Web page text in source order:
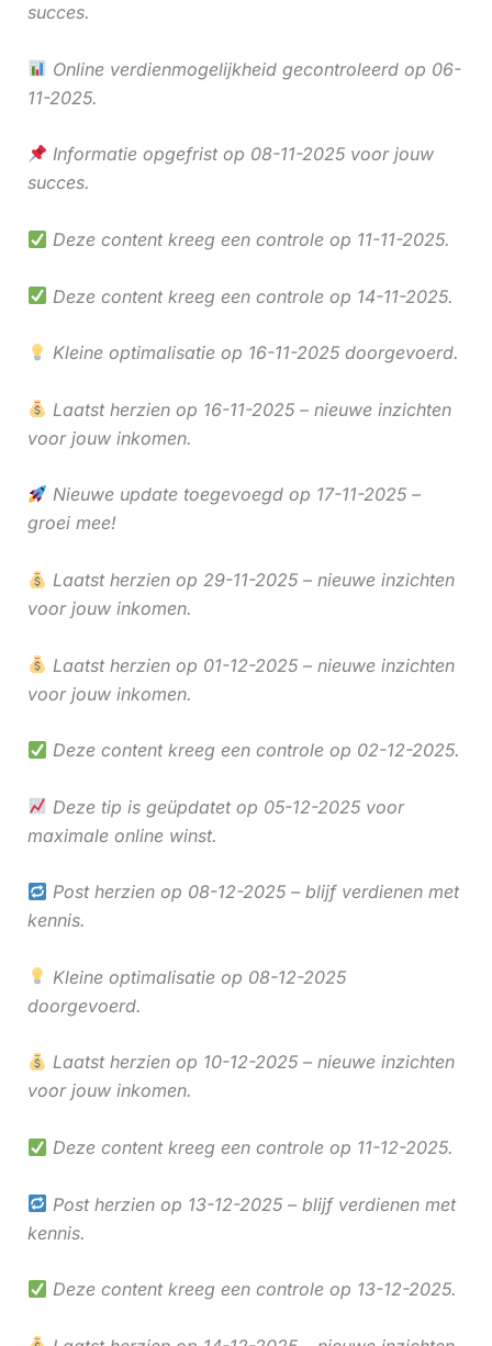
succes.
Online verdienmogelijkheid gecontroleerd op 06-
11-2025.
Informatie opgefrist op 08-11-2025 voor jouw
succes.
Deze content kreeg een controle op 11-11-2025.
Deze content kreeg een controle op 14-11-2025.
Kleine optimalisatie op 16-11-2025 doorgevoerd.
Laatst herzien op 16-11-2025 – nieuwe inzichten
voor jouw inkomen.
Nieuwe update toegevoegd op 17-11-2025 –
groei mee!
Laatst herzien op 29-11-2025 – nieuwe inzichten
voor jouw inkomen.
Laatst herzien op 01-12-2025 – nieuwe inzichten
voor jouw inkomen.
Deze content kreeg een controle op 02-12-2025.
Deze tip is geüpdatet op 05-12-2025 voor
maximale online winst.
Post herzien op 08-12-2025 – blijf verdienen met
kennis.
Kleine optimalisatie op 08-12-2025
doorgevoerd.
Laatst herzien op 10-12-2025 – nieuwe inzichten
voor jouw inkomen.
Deze content kreeg een controle op 11-12-2025.
Post herzien op 13-12-2025 – blijf verdienen met
kennis.
Deze content kreeg een controle op 13-12-2025.